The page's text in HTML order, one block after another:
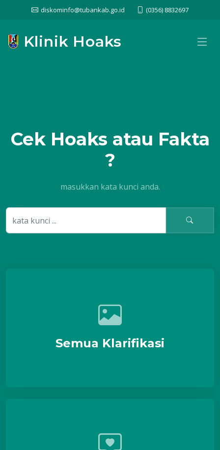
diskominfo@tubankab.go.id (0356) 8832697
Klinik Hoaks
Cek Hoaks atau Fakta
?
masukkan kata kunci anda.
Semua Klarifikasi